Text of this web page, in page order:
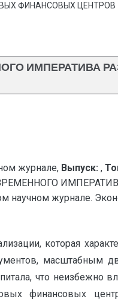
ФИНАНСОВЫХ ЦЕНТРОВ
ИМПЕРАТИВА
журнале, Выпуск: ,
журнале.
которая
масштабным
что неизбежно
финансовых